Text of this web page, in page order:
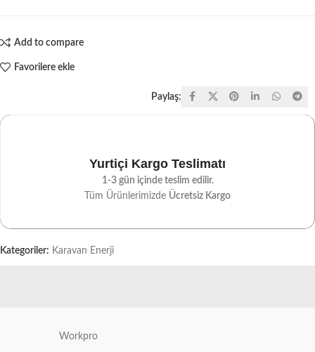
Add to compare
Favorilere ekle
Paylaş:
Yurtiçi Kargo Teslimatı
1-3 gün içinde teslim edilir.
Tüm Ürünlerimizde Ücretsiz Kargo
Kategoriler: Karavan Enerji
Workpro